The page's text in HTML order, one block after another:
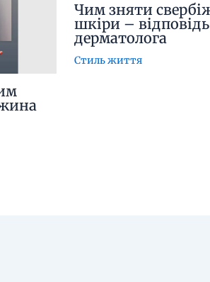
Чим зняти
шкіри – відповідь
дерматолога
Стиль життя